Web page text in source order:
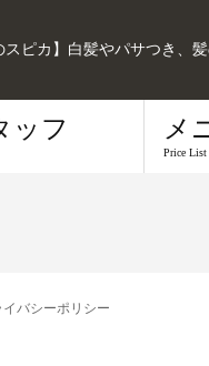
スピカ】白髪やパサつき、
ッフ メ
Price List
イバシーポリシー